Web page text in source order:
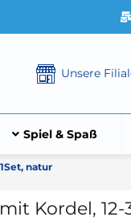
Unsere
Spiel & Spaß
natur
Kordel,